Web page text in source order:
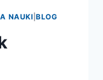
NAUKI |BLOG